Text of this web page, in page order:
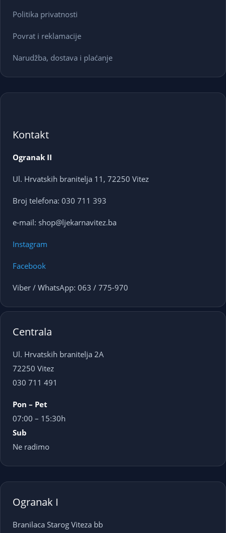
Politika privatnosti
Povrat i reklamacije
Narudžba, dostava i plaćanje
Kontakt
Ogranak II
Ul. Hrvatskih branitelja 11, 72250 Vitez
Broj telefona: 030 711 393
e-mail: shop@ljekarnavitez.ba
Instagram
Facebook
Viber / WhatsApp: 063 / 775-970
Centrala
Ul. Hrvatskih branitelja 2A
72250 Vitez
030 711 491
Pon – Pet
07:00 – 15:30h
Sub
Ne radimo
Ogranak I
Branilaca Starog Viteza bb